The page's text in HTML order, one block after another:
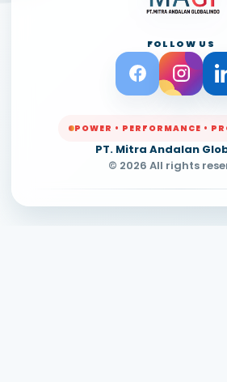
FOLLOW US
POWER • PERFORMANCE •
PT. Mitra Andalan
© 2026 All rights